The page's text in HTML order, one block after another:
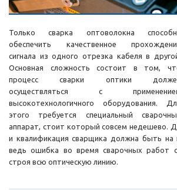
Только сварка оптоволокна
обеспечить качественное
сигнала из одного отрезка кабеля в
Основная сложность состоит в том,
процесс сварки оптики
осуществляться с
высокотехнологичного оборудования.
этого требуется специальный
аппарат, стоит который совсем недешево.
и квалификация сварщика должна быть на
ведь ошибка во время сварочных работ
строя всю оптическую линию.